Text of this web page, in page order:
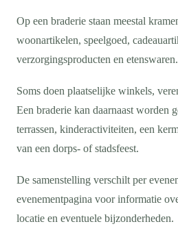
Op een braderie staan meestal
woonartikelen, speelgoed,
verzorgingsproducten en etenswaren.
Soms doen plaatselijke winkels,
Een braderie kan daarnaast worden
terrassen, kinderactiviteiten, een
van een dorps- of stadsfeest.
De samenstelling verschilt per
evenementpagina voor informatie
locatie en eventuele bijzonderheden.